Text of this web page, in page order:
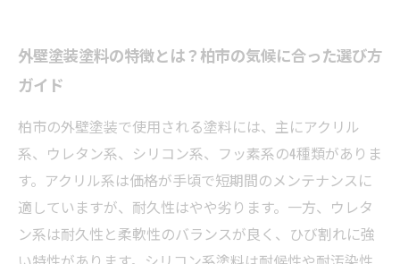
外壁塗装塗料の特徴とは？柏市の気候に合った選び方
ガイド
柏市の外壁塗装で使用される塗料には、主にアクリル
系、ウレタン系、シリコン系、フッ素系の4種類がありま
す。アクリル系は価格が手頃で短期間のメンテナンスに
適していますが、耐久性はやや劣ります。一方、ウレタ
ン系は耐久性と柔軟性のバランスが良く、ひび割れに強